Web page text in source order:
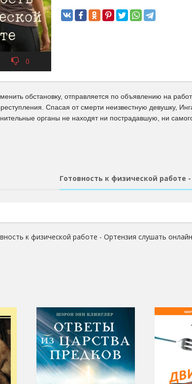
0
обстановку, отправляется по объявлению на
Спасая от смерти неизвестную девушку,
органы не находят ни пострадавшую, ни
Готовность к физической работе
к физической работе - Ортензия слушать